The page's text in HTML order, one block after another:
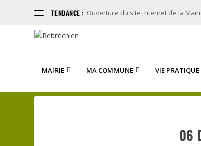
TENDANCE : Ouverture du site internet de la
MAIRIE MA COMMUNE VIE PRATIQUE
06